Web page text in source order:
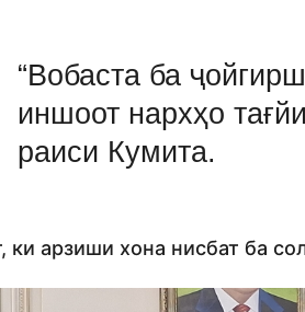
“Вобаста ба
иншоот нархҳо
раиси Кумита.
ки арзиши хона нисбат ба